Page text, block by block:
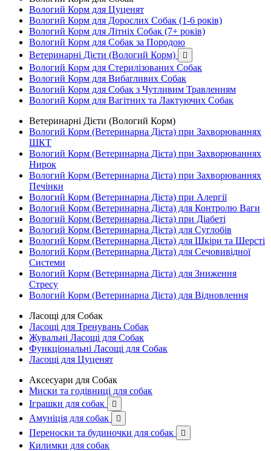
Вологий Корм для Цуценят
Вологий Корм для Дорослих Собак (1-6 років)
Вологий Корм для Літніх Собак (7+ років)
Вологий Корм для Собак за Породою
Ветеринарні Дієти (Вологий Корм)

Вологий Корм для Стерилізованих Собак
Вологий Корм для Вибагливих Собак
Вологий Корм для Собак з Чутливим Травленням
Вологий Корм для Вагітних та Лактуючих Собак
Ветеринарні Дієти (Вологий Корм)
Вологий Корм (Ветеринарна Дієта) при Захворюваннях
ШКТ
Вологий Корм (Ветеринарна Дієта) при Захворюваннях
Нирок
Вологий Корм (Ветеринарна Дієта) при Захворюваннях
Печінки
Вологий Корм (Ветеринарна Дієта) при Алергії
Вологий Корм (Ветеринарна Дієта) для Контролю Ваги
Вологий Корм (Ветеринарна Дієта) при Діабеті
Вологий Корм (Ветеринарна Дієта) для Суглобів
Вологий Корм (Ветеринарна Дієта) для Шкіри та Шерсті
Вологий Корм (Ветеринарна Дієта) для Сечовивідної
Системи
Вологий Корм (Ветеринарна Дієта) для Зниження
Стресу
Вологий Корм (Ветеринарна Дієта) для Відновлення
Ласощі для Собак
Ласощі для Тренувань Собак
Жувальні Ласощі для Собак
Функціональні Ласощі для Собак
Ласощі для Цуценят
Аксесуари для Собак
Миски та годівниці для собак
Іграшки для собак

Амуніція для собак 
Переноски та будиночки для собак 
Килимки для собак